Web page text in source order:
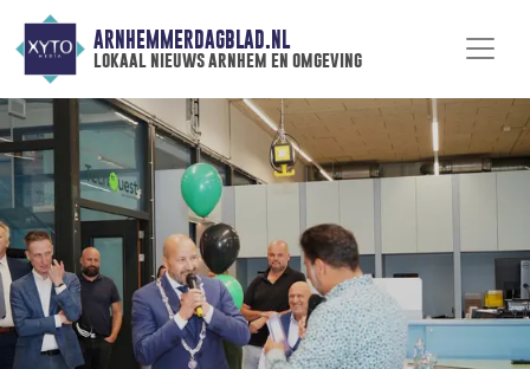
ARNHEMMERDAGBLAD.NL
lokaal nieuws arnhem en omgeving